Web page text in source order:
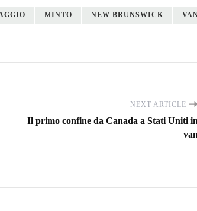
MINTO NEW BRUNSWICK
NEXT ARTICLE
Il primo confine da Canada a Stati Uniti in
van